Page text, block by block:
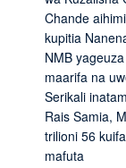
Chande
kupitia
NMB
maarifa na
Serikali
Rais Samia,
trilioni 56
mafuta